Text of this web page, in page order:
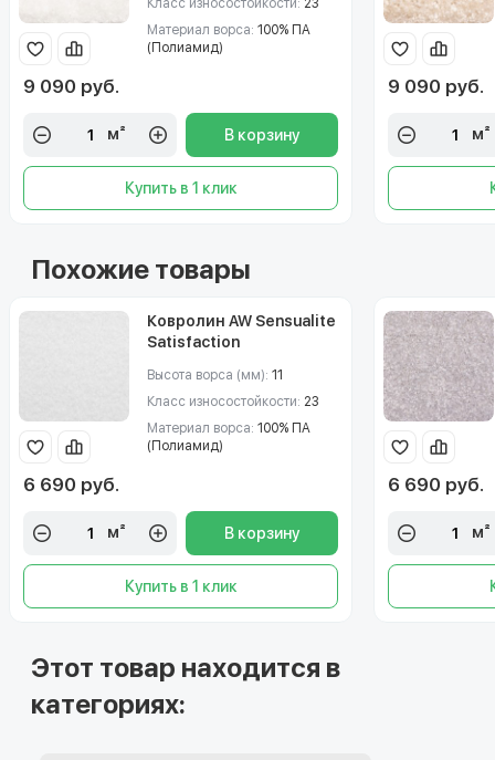
Материал ворса: 100% ПА
(Полиамид)
9 090 руб.
м² В корзину
Купить в 1 клик
9 090 руб.
м²
Похожие товары
Ковролин AW Sensualite
Satisfaction
Высота ворса (мм): 11
Класс износостойкости: 23
Материал ворса: 100% ПА
(Полиамид)
6 690 руб.
м² В корзину
Купить в 1 клик
6 690 руб.
м²
Этот товар находится в
категориях: